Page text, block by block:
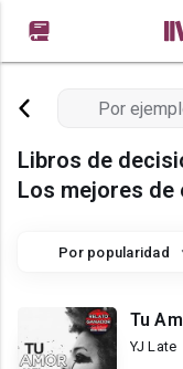
Libros de
Los mejores de
Por popularidad
Tu
YJ Late